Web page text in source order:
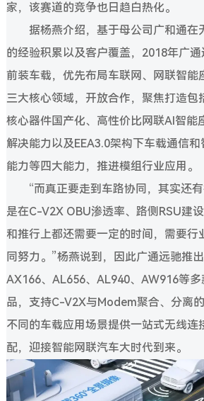
家，该赛道的竞争也日趋白热化。
据杨燕介绍，基于母公司广和通在
的经验积累以及客户覆盖，2018年广
前装车载，优先布局车联网、网联智能
三大核心领域，开放合作，聚焦打造包
核心器件国产化、高性价比网联AI智能
解决能力以及EEA3.0架构下车载通信
能力等四大能力，推进模组行业应用。
“而真正要走到车路协同，其实还
是在C-V2X OBU渗透率、路侧RSU建
和推行上都还需要一定的时间，需要行
同努力。”杨燕说到，因此广通远驰推
AX166、AL656、AL940、AW916等
品，支持C-V2X与Modem聚合、分离
不同的车载应用场景提供一站式无线连
配，迎接智能网联汽车大时代到来。